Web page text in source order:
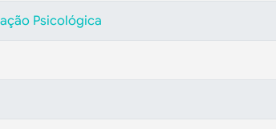
Psicológica